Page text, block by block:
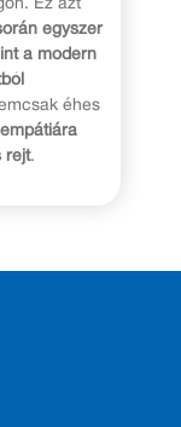
Ez azt
egyszer
a modern
éhes
rejt.